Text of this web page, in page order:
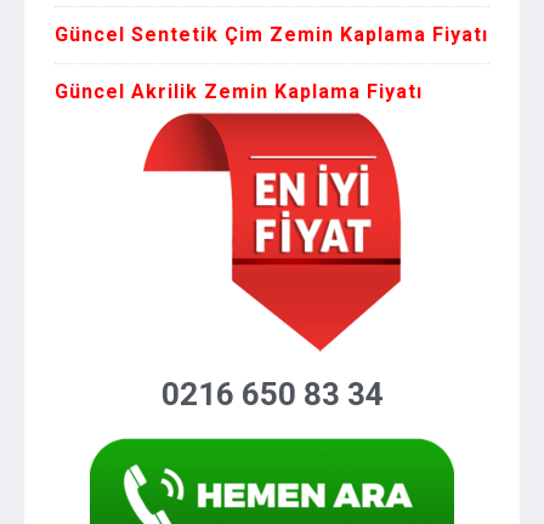
Güncel Sentetik Çim Zemin Kaplama Fiyatı
Güncel Akrilik Zemin Kaplama Fiyatı
0216 650 83 34